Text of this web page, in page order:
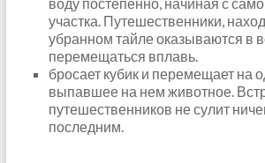
участка. Путешественники,
убранном тайле оказываются в
перемещаться вплавь.
бросает кубик и перемещает на
выпавшее на нем животное.
путешественников не сулит
последним.